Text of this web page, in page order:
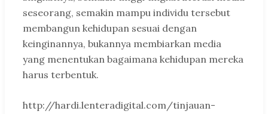
seseorang, semakin mampu individu tersebut
membangun kehidupan sesuai dengan
keinginannya, bukannya membiarkan media
yang menentukan bagaimana kehidupan mereka
harus terbentuk.
http://hardi.lenteradigital.com/tinjauan-